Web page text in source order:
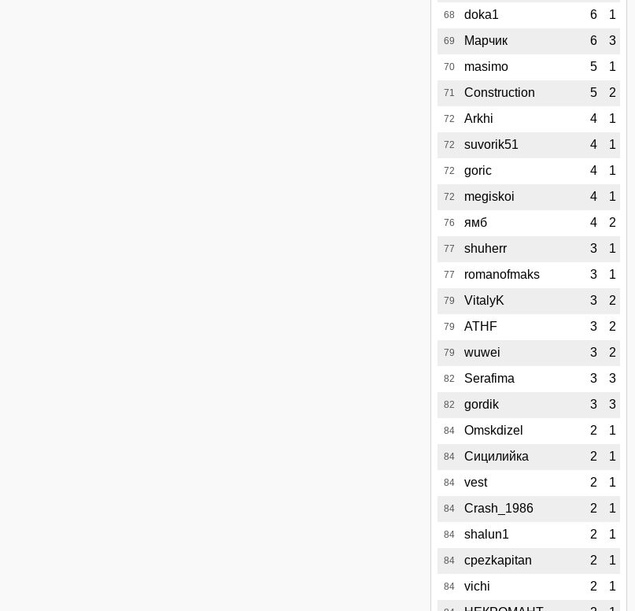
68 doka1 6 1
69 Марчик 6 3
70 masimo 5 1
71 Construction 5 2
72 Arkhi 4 1
72 suvorik51 4 1
72 goric 4 1
72 megiskoi 4 1
76 ямб 4 2
77 shuherr 3 1
77 romanofmaks 3 1
79 VitalyK 3 2
79 ATHF 3 2
79 wuwei 3 2
82 Serafima 3 3
82 gordik 3 3
84 Omskdizel 2 1
84 Сицилийка 2 1
84 vest 2 1
84 Crash_1986 2 1
84 shalun1 2 1
84 cpezkapitan 2 1
84 vichi 2 1